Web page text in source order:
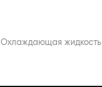
Охлаждающая жидкость